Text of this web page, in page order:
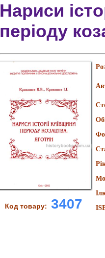
Нариси
періоду
Код товару: 3407